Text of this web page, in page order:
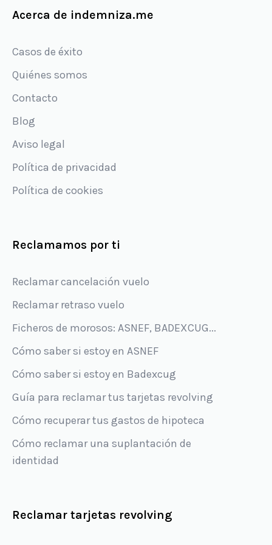
Acerca de indemniza.me
Casos de éxito
Quiénes somos
Contacto
Blog
Aviso legal
Política de privacidad
Política de cookies
Reclamamos por ti
Reclamar cancelación vuelo
Reclamar retraso vuelo
Ficheros de morosos: ASNEF, BADEXCUG...
Cómo saber si estoy en ASNEF
Cómo saber si estoy en Badexcug
Guía para reclamar tus tarjetas revolving
Cómo recuperar tus gastos de hipoteca
Cómo reclamar una suplantación de
identidad
Reclamar tarjetas revolving